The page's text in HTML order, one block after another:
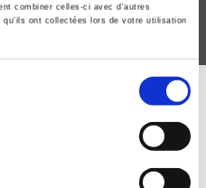
combiner celles-ci avec d'autres
ont collectées lors de votre utilisation